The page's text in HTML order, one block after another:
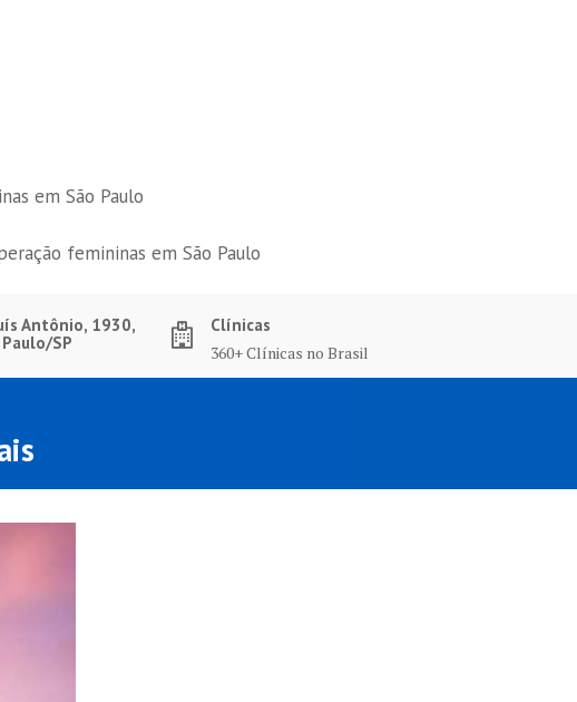
em São Paulo
femininas em São Paulo
Antônio, 1930,
SP
Clínicas
360+ Clínicas no Brasil